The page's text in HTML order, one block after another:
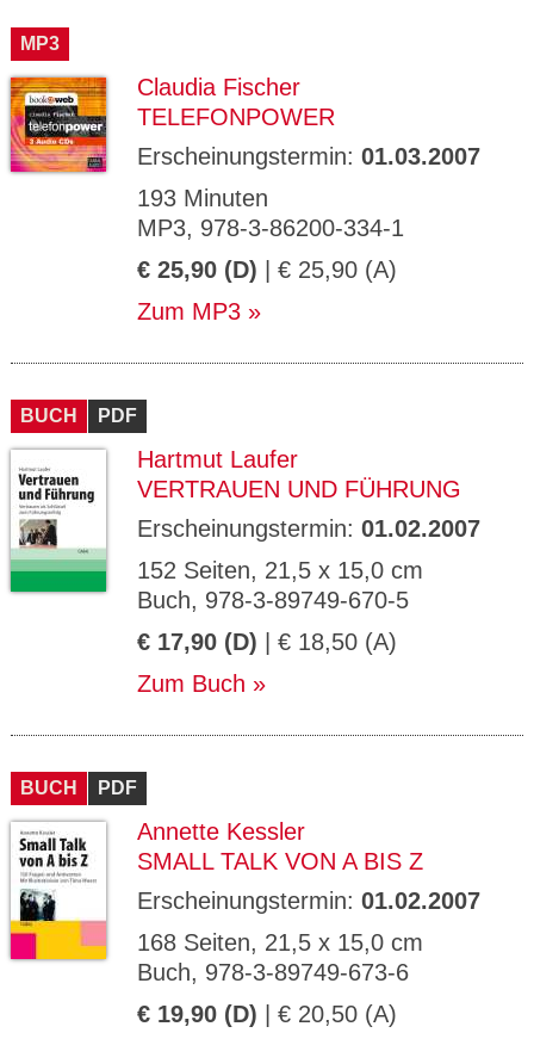
MP3
Claudia Fischer
TELEFONPOWER
Erscheinungstermin: 01.03.2007
193 Minuten
MP3, 978-3-86200-334-1
€ 25,90 (D) | € 25,90 (A)
Zum MP3
BUCH PDF
Hartmut Laufer
VERTRAUEN UND FÜHRUNG
Erscheinungstermin: 01.02.2007
152 Seiten, 21,5 x 15,0 cm
Buch, 978-3-89749-670-5
€ 17,90 (D) | € 18,50 (A)
Zum Buch
BUCH PDF
Annette Kessler
SMALL TALK VON A BIS Z
Erscheinungstermin: 01.02.2007
168 Seiten, 21,5 x 15,0 cm
Buch, 978-3-89749-673-6
€ 19,90 (D) | € 20,50 (A)